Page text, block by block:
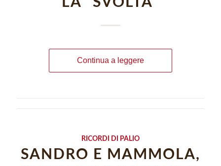
Continua a leggere
RICORDI DI PALIO
SANDRO E MAMMOLA,